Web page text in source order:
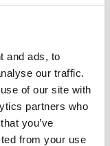
and ads, to
our traffic.
of our site with
partners who
you’ve
from your use
pro4all.com.